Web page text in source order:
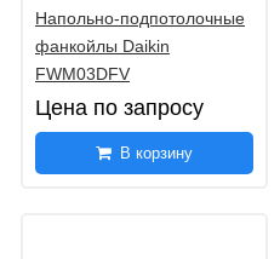
фанкойлы (без
Energolux
Напольно-подпотолочные
фанкойлы Daikin
FWM03DFV
Цена по запросу
В корзину